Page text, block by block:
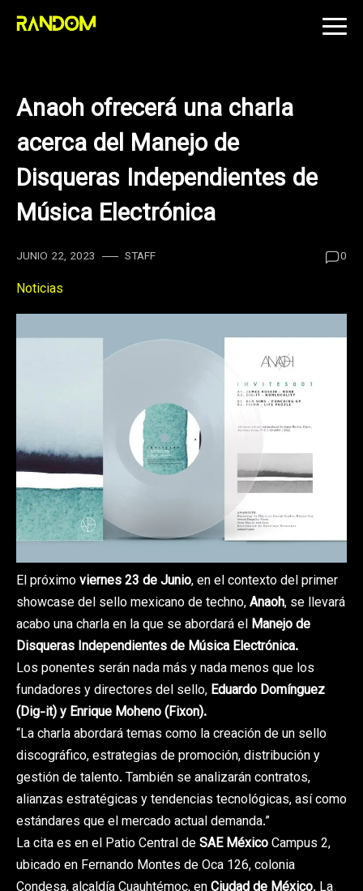
Skip
Anaoh ofrecerá una charla
acerca del Manejo de
Disqueras Independientes de
Música Electrónica
JUNIO 22, 2023 STAFF 0
Noticias
El próximoviernes 23 de Junio, en el contexto del primer
showcase del sello mexicano de techno,Anaoh, se llevará
acabo una charla en la que se abordará el Manejo de
Disqueras Independientes de Música Electrónica.
Los ponentes serán nada más y nada menos que los
fundadores y directores del sello, Eduardo Domínguez
(Dig-it) y Enrique Moheno (Fixon).
“La charla abordará temas como la creación de un sello
discográfico, estrategias de promoción, distribución y
gestión de talento. También se analizarán contratos,
alianzas estratégicas y tendencias tecnológicas, así como
estándares que el mercado actual demanda.”
La cita es en el Patio Central deSAE MéxicoCampus 2,
ubicado en Fernando Montes de Oca 126, colonia